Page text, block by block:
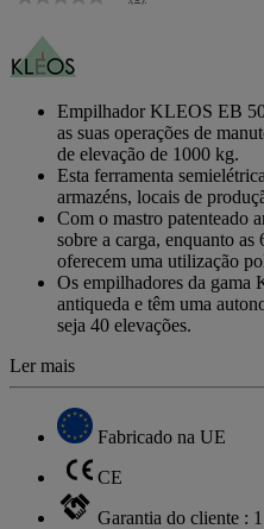
Sem
de
classificação
Link
mesma
página.
Empilhador KLEOS EB
as suas operações de
de elevação de 1000 kg.
Esta ferramenta
armazéns, locais de
Com o mastro patenteado
sobre a carga, enquanto
oferecem uma utilização
Os empilhadores da
antiqueda e têm uma
seja 40 elevações.
Ler mais
Fabricado na UE
CE
Garantia do cliente :